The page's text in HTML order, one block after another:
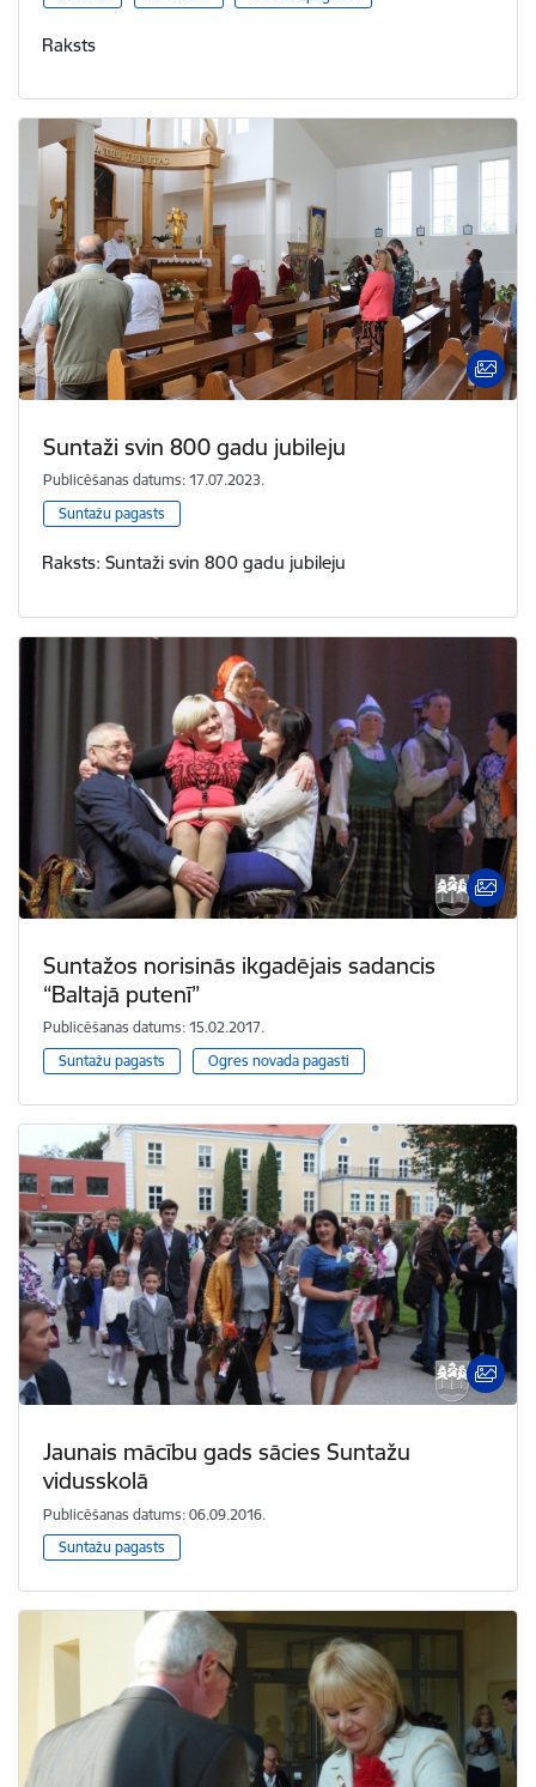
Raksts
Suntaži svin 800 gadu jubileju
Publicēšanas datums: 17.07.2023.
Suntažu pagasts
Raksts: Suntaži svin 800 gadu jubileju
Suntažos norisinās ikgadējais sadancis
“Baltajā putenī”
Publicēšanas datums: 15.02.2017.
Suntažu pagasts
Ogres novada pagasti
Jaunais mācību gads sācies Suntažu
vidusskolā
Publicēšanas datums: 06.09.2016.
Suntažu pagasts